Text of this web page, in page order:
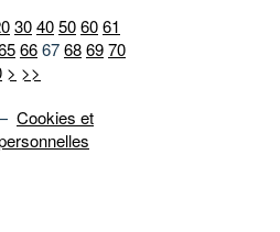
3040506061
6667686970
> >>
Cookies et